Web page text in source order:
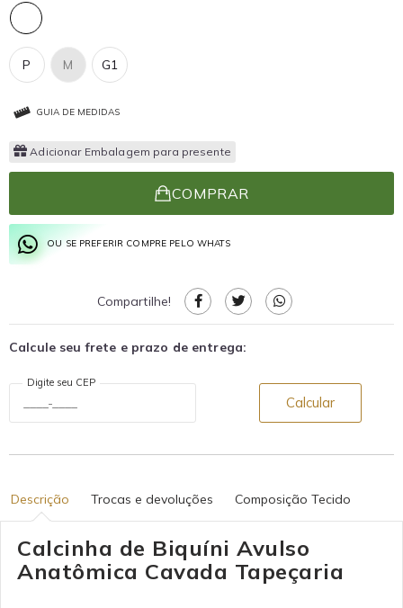
P G1
M
GUIA DE MEDIDAS
Adicionar Embalagem para presente
COMPRAR
OU SE PREFERIR COMPRE PELO WHATS
Compartilhe!
Calcule seu frete e prazo de entrega:
Digite seu CEP
Calcular
Descrição Trocas e devoluções Composição Tecido
Calcinha de Biquíni Avulso
Anatômica Cavada Tapeçaria